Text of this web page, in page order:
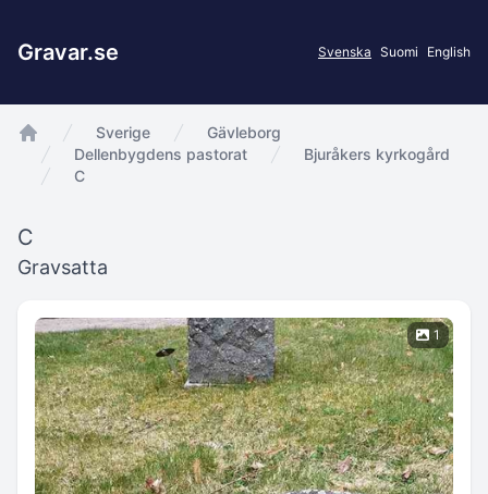
Gravar.se Svenska Suomi English
app.Start
Sverige
Gävleborg
Dellenbygdens pastorat
Bjuråkers kyrkogård
C
C
Gravsatta
1